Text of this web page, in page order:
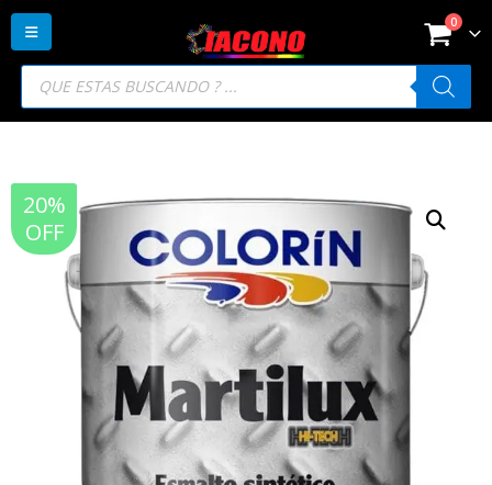
Búsqueda
productos
0
20%
OFF